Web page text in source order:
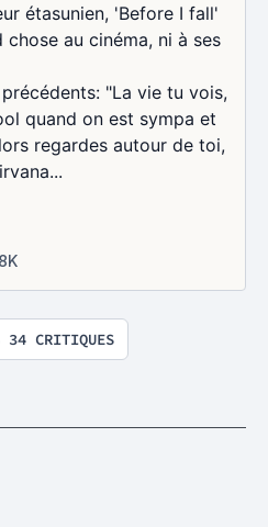
étasunien, 'Before I fall'
au cinéma, ni à ses
"La vie tu vois,
quand on est sympa et
regardes autour de toi,
34 CRITIQUES